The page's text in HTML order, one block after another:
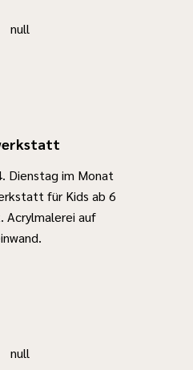
Dienstag im Monat
für Kids ab 6
Acrylmalerei auf